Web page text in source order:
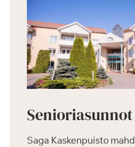
Senioriasunnot
Saga Kaskenpuisto